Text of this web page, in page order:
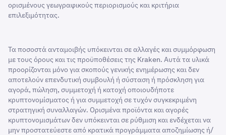
ορισμένους γεωγραφικούς περιορισμούς και κριτήρια
επιλεξιμότητας.
Τα ποσοστά ανταμοιβής υπόκεινται σε αλλαγές και συμμόρφωση
με τους όρους και τις προϋποθέσεις της Kraken. Αυτά τα υλικά
προορίζονται μόνο για σκοπούς γενικής ενημέρωσης και δεν
αποτελούν επενδυτική συμβουλή ή σύσταση ή πρόσκληση για
αγορά, πώληση, συμμετοχή ή κατοχή οποιουδήποτε
κρυπτονομίσματος ή για συμμετοχή σε τυχόν συγκεκριμένη
στρατηγική συναλλαγών. Ορισμένα προϊόντα και αγορές
κρυπτονομισμάτων δεν υπόκεινται σε ρύθμιση και ενδέχεται να
μην προστατεύεστε από κρατικά προγράμματα αποζημίωσης ή/